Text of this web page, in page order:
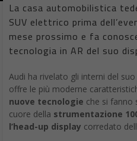
La casa automobilistica
SUV elettrico prima
mese prossimo e fa
tecnologia in AR del suo
Audi ha rivelato gli interni del
offre le più moderne
nuove tecnologie che si fanno
cuore della strumentazione
l’head-up display corredato